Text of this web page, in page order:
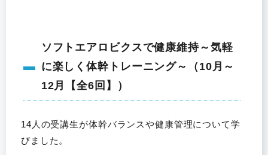
ソフトエアロビクスで健康維持～気軽
に楽しく体幹トレーニング～（10月～
12月【全6回】）
14人の受講生が体幹バランスや健康管理について学
びました。